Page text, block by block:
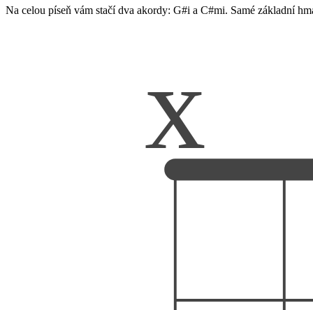
Na celou píseň vám stačí dva akordy: G#i a C#mi. Samé základní
x